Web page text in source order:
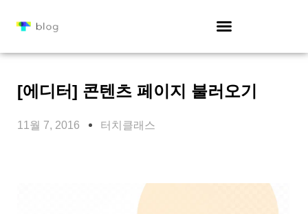
[에디터] 콘텐츠 페이지 불러오기
11월 7, 2016 터치클래스